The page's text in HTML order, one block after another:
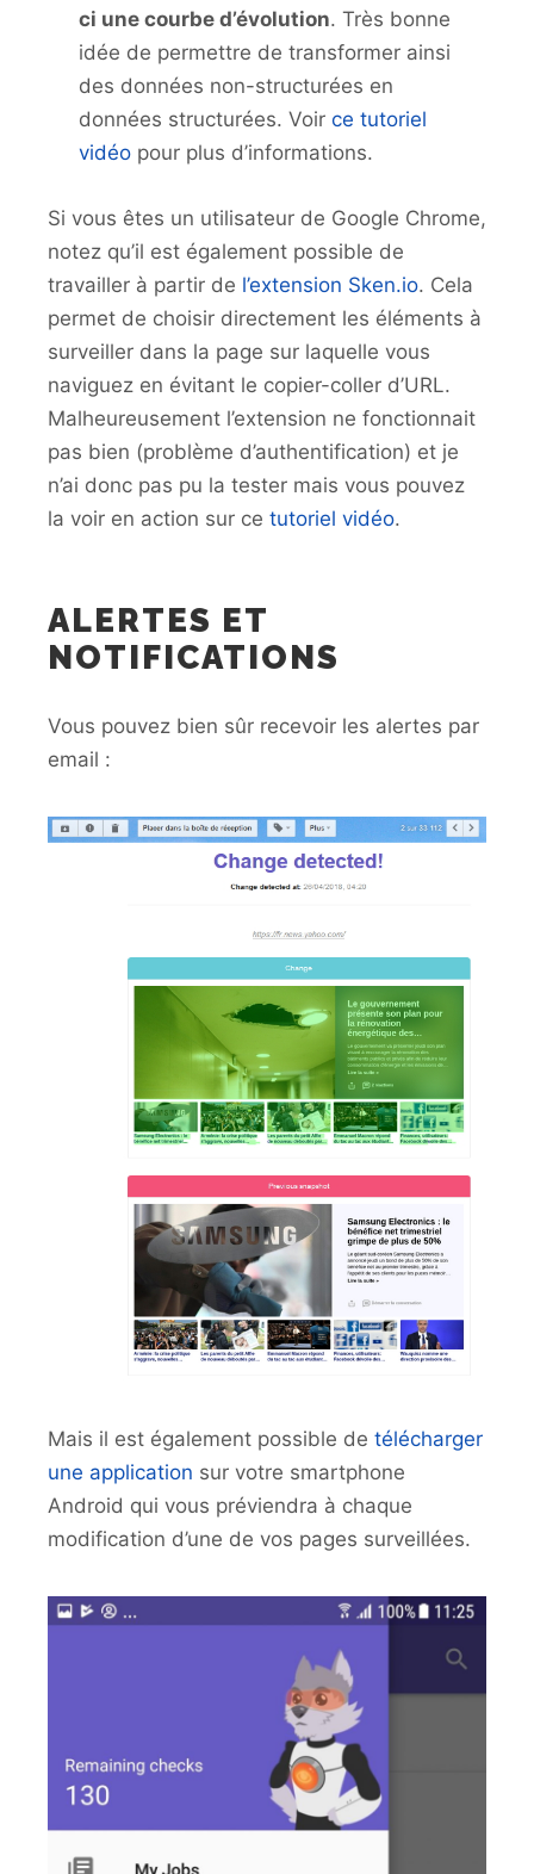
ci une courbe d’évolution. Très bonne
idée de permettre de transformer ainsi
des données non-structurées en
données structurées. Voir ce tutoriel
vidéopour plus d’informations.
Si vous êtes un utilisateur de Google Chrome,
notez qu’il est également possible de
travailler à partir de l’extension Sken.io. Cela
permet de choisir directement les éléments à
surveiller dans la page sur laquelle vous
naviguez en évitant le copier-coller d’URL.
Malheureusement l’extension ne fonctionnait
pas bien (problème d’authentification) et je
n’ai donc pas pu la tester mais vous pouvez
la voir en action sur ce tutoriel vidéo.
ALERTES ET
NOTIFICATIONS
Vous pouvez bien sûr recevoir les alertes par
email :
Mais il est également possible de télécharger
une application sur votre smartphone
Android qui vous préviendra à chaque
modification d’une de vos pages surveillées.